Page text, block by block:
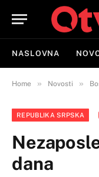
NASLOVNA
Home » Novosti »
REPUBLIKA SRPSKA
dana